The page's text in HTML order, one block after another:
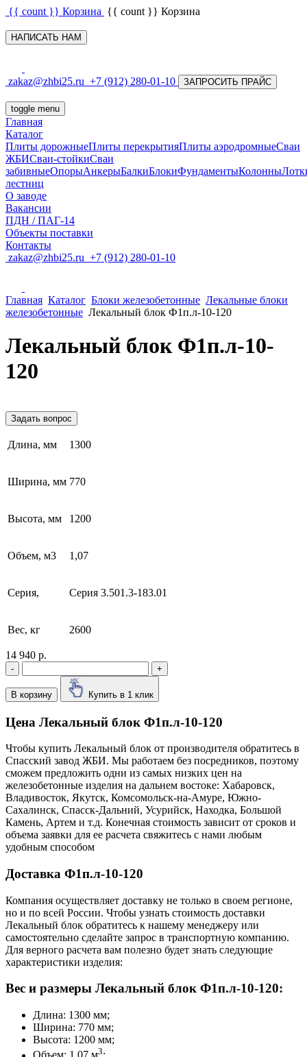
{{ count }} Корзина {{ count }} Корзина
НАПИСАТЬ НАМ
zakaz@zhbi25.ru +7 (912) 280-01-10 ЗАПРОСИТЬ ПРАЙС
toggle menu
Главная
Каталог
Плиты дорожныеПлиты перекрытияПлиты аэродромныеСваи
ЖБИСваи-стойкиСваи
забивныеОпорыАнкерыБалкиБлокиФундаментыКолонны
лестниц
О заводе
Вакансии
ПДН / ПАГ-14
Объекты поставки
Контакты
zakaz@zhbi25.ru +7 (912) 280-01-10
Главная Каталог Блоки железобетонные Лекальные блоки
железобетонные Лекальный блок Ф1п.л-10-120
Лекальный блок Ф1п.л-10-
120
Задать вопрос
Длина, мм 1300
Ширина, мм 770
Высота, мм 1200
Объем, м3 1,07
Серия, Серия 3.501.3-183.01
Вес, кг 2600
14 940 р.
- +
В корзину Купить в 1 клик
Цена Лекальный блок Ф1п.л-10-120
Чтобы купить Лекальный блок от производителя обратитесь в
Cпасский завод ЖБИ. Мы работаем без посредников, поэтому
сможем предложить одни из самых низких цен на
железобетонные изделия на дальнем востоке: Хабаровск,
Владивосток, Якутск, Комсомольск-на-Амуре, Южно-
Сахалинск, Спасск-Дальний, Усурийск, Находка, Большой
Камень, Артем и т.д. Конечная стоимость зависит от сроков и
объема заявки для ее расчета свяжитесь с нами любым
удобным способом
Доставка Ф1п.л-10-120
Компания осуществляет доставку не только в своем регионе,
но и по всей России. Чтобы узнать стоимость доставки
Лекальный блок обратитесь к нашему менеджеру или
самостоятельно сделайте запрос в транспортную компанию.
Для верного расчета вам полезно будет знать следующие
характеристики изделия:
Вес и размеры Лекальный блок Ф1п.л-10-120:
Длина: 1300 мм;
Ширина: 770 мм;
Высота: 1200 мм;
3